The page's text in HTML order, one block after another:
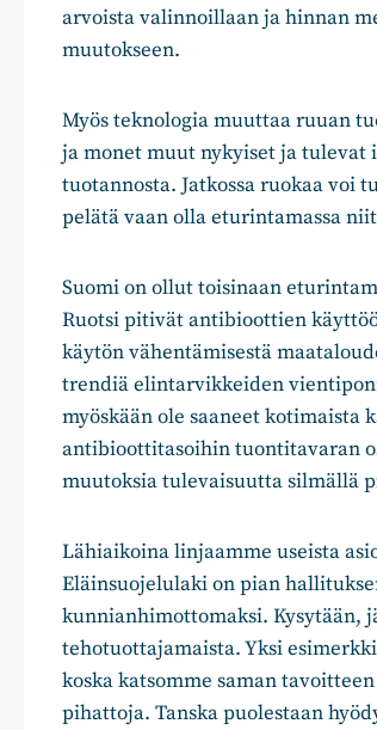
arvoista valinnoillaan ja hinnan
muutokseen.
Myös teknologia muuttaa ruuan
ja monet muut nykyiset ja
tuotannosta. Jatkossa ruokaa voi
pelätä vaan olla eturintamassa
Suomi on ollut toisinaan
Ruotsi pitivät antibioottien
käytön vähentämisestä
trendiä elintarvikkeiden
myöskään ole saaneet
antibioottitasoihin tuontitavaran
muutoksia tulevaisuutta silmällä
Lähiaikoina linjaamme useista
Eläinsuojelulaki on pian
kunnianhimottomaksi. Kysytään,
tehotuottajamaista. Yksi
koska katsomme saman
pihattoja. Tanska puolestaan